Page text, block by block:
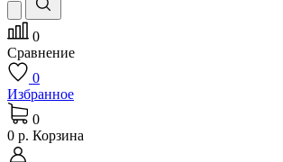
0
Сравнение
0
Избранное
0
0 р. Корзина